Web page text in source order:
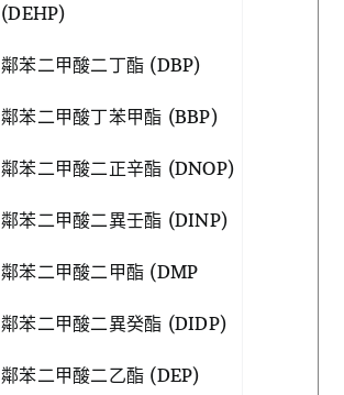
(DEHP)
鄰苯二甲酸二丁酯 (DBP)
鄰苯二甲酸丁苯甲酯 (BBP)
鄰苯二甲酸二正辛酯 (DNOP)
鄰苯二甲酸二異壬酯 (DINP)
鄰苯二甲酸二甲酯 (DMP
鄰苯二甲酸二異癸酯 (DIDP)
鄰苯二甲酸二乙酯 (DEP)